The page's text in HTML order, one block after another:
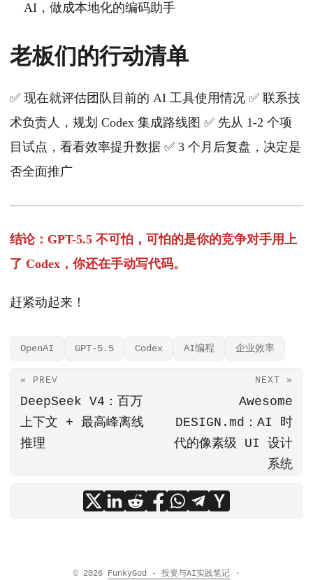
AI，做成本地化的编码助手
老板们的行动清单
✅ 现在就评估团队目前的 AI 工具使用情况 ✅ 联系技
术负责人，规划 Codex 集成路线图 ✅ 先从 1-2 个项
目试点，看看效率提升数据 ✅ 3 个月后复盘，决定是
否全面推广
结论：GPT-5.5 不可怕，可怕的是你的竞争对手用上
了 Codex，你还在手动写代码。
赶紧动起来！
OpenAI GPT-5.5 Codex AI编程 企业效率
« PREV
DeepSeek V4：百万
上下文 + 最高峰离线
推理
NEXT »
Awesome
DESIGN.md：AI 时
代的像素级 UI 设计
系统
© 2026 FunkyGod - 投资与AI实践笔记 ·